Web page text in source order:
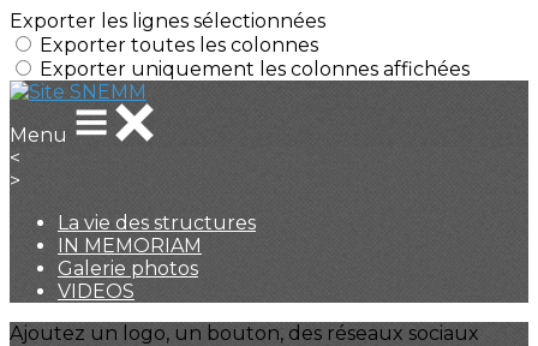
Exporter les lignes sélectionnées
Exporter toutes les colonnes
Exporter uniquement les colonnes affichées
Menu
<
>
La vie des structures
IN MEMORIAM
Galerie photos
VIDEOS
Ajoutez un logo, un bouton, des réseaux sociaux